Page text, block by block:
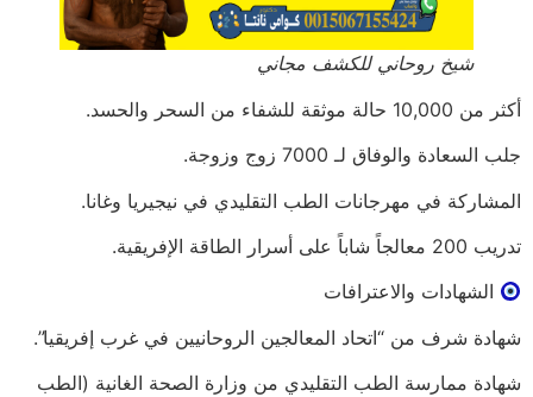
شيخ روحاني للكشف مجاني
أكثر من 10,000 حالة موثقة للشفاء من السحر والحسد.
جلب السعادة والوفاق لـ 7000 زوج وزوجة.
المشاركة في مهرجانات الطب التقليدي في نيجيريا وغانا.
تدريب 200 معالجاً شاباً على أسرار الطاقة الإفريقية.
الشهادات والاعترافات
شهادة شرف من “اتحاد المعالجين الروحانيين في غرب إفريقيا”.
شهادة ممارسة الطب التقليدي من وزارة الصحة الغانية (الطب